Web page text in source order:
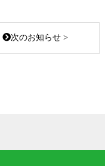
次のお知らせ >